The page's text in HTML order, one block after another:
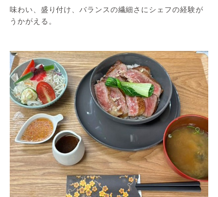
味わい、盛り付け、バランスの繊細さにシェフの経験が
うかがえる。